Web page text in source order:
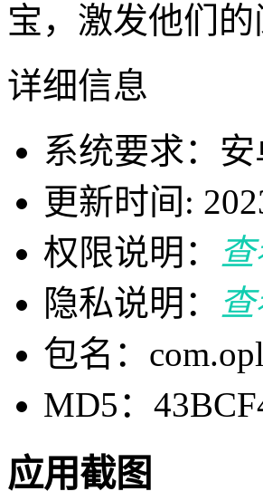
宝，激发他们
详细信息
系统要求：安
更新时间:
权限说明：
隐私说明：
包名：
MD5：
应用截图